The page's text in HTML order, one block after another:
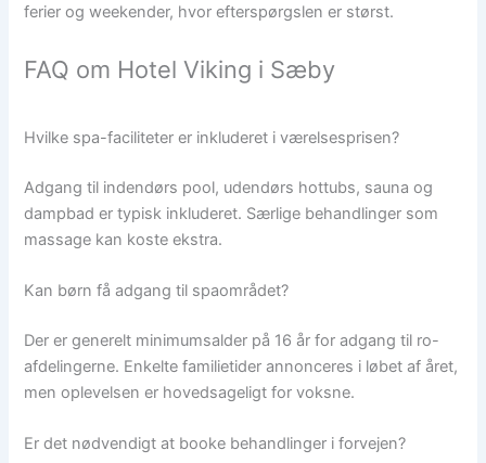
ferier og weekender, hvor efterspørgslen er størst.
FAQ om Hotel Viking i Sæby
Hvilke spa-faciliteter er inkluderet i værelsesprisen?
Adgang til indendørs pool, udendørs hottubs, sauna og
dampbad er typisk inkluderet. Særlige behandlinger som
massage kan koste ekstra.
Kan børn få adgang til spaområdet?
Der er generelt minimumsalder på 16 år for adgang til ro-
afdelingerne. Enkelte familietider annonceres i løbet af året,
men oplevelsen er hovedsageligt for voksne.
Er det nødvendigt at booke behandlinger i forvejen?